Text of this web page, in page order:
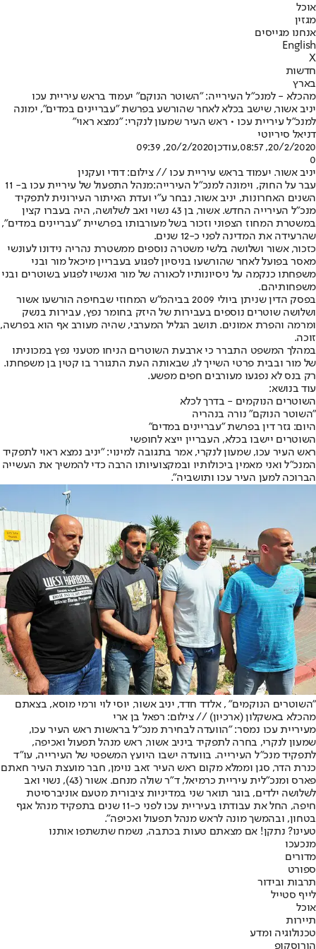
אוכל
מגזין
אנחנו מגייסים
English
X
חדשות
בארץ
מהכלא - למנכ"ל העירייה: "השוטר הנוקם" יעמוד בראש עיריית עכו
יניב אשור, שישב בכלא לאחר שהורשע בפרשת "עבריינים במדים", ימונה
למנכ"ל עיריית עכו • ראש העיר שמעון לנקרי: "נמצא ראוי"
דניאל סיריוטי
20/2/2020, 08:57
,עודכן20/2/2020, 09:39
0
יניב אשור. יעמוד בראש עיריית עכו // צילום: דודי ועקנין
עבר על החוק, וימונה למנכ"ל העירייה:
מנהל התפעול של עיריית עכו ב- 11
השנים האחרונות, יניב אשור, נבחר ע״י ועדת האיתור העירונית לתפקיד
מנכ״ל העירייה החדש. אשור, בן 43 נשוי ואב לשלושה, היה בעברו קצין
במשטרת המחוז הצפוני וזכור בשל מעורבותו בפרשיית ״עבריינים במדים",
שהרעידה את המדינה לפני כ-12 שנים.
כזכור, אשור ושלושה בלשי משטרה נוספים ממשטרת נהריה נידונו לעונשי
מאסר בפועל לאחר שהורשעו בניסיון לפגוע בעבריין מיכאל מור ובני
משפחתו כנקמה על ניסיונותיו לכאורה של מור ואנשיו לפגוע בשוטרים ובני
משפחותיהם.
בפסק הדין שניתן ביולי 2009 בביהמ"ש המחוזי שבחיפה הורשעו אשור
ושלושה שוטרים נוספים בעבירות של היזק בחומר נפץ, עבירות בנשק
ומרמה והפרת אמונים. תושב הגליל המערבי, שהיה מעורב אף הוא בפרשה,
זוכה.
במהלך המשפט התברר כי ארבעת השוטרים הניחו מטעני נפץ במכוניתו
של מור ובבית פרטי השייך לו, שבאותה העת התגורר בו קטין בן משפחתו.
רק בנס לא נפגעו מעורבים חפים מפשע.
עוד בנושא:
השוטרים הנוקמים - בדרך לכלא
"השוטר הנוקם" נורה בנהריה
היום: גזר דין בפרשת "עבריינים במדים"
השוטרים יישבו בכלא, העבריין ייצא לחופשי
ראש העיר עכו, שמעון לנקרי, אמר בתגובה למינוי: ״יניב נמצא ראוי לתפקיד
המנכ״ל ואני מאמין ביכולותיו ובמקצועיותו הרבה כדי להמשיך את העשייה
הברוכה למען העיר עכו ותושביה״.
"השוטרים הנוקמים" , אלדד חדד, יניב אשור, יוסי לוי ורמי מוסא, בצאתם
מהכלא באשקלון (ארכיון) // צילום: רפאל בן ארי
מעיריית עכו נמסר: "הוועדה לבחירת מנכ״ל בראשות ראש העיר עכו,
שמעון לנקרי, בחרה לתפקיד ביניב אשור, ראש מנהל תפעול ואכיפה,
לתפקיד מנכ"ל העירייה. בוועדה ישבו היועץ המשפטי של העירייה, עו״ד
כנרת הדר, סגן וממלא מקום ראש העיר זאב נוימן, חבר מועצת העיר חאתם
פארס ומנכ״לית עיריית כרמיאל, ד״ר שולה מנחם. אשור (43), נשוי ואב
לשלושה ילדים, בוגר תואר שני במדיניות ציבורית מטעם אוניברסיטת
חיפה, החל את עבודתו בעיריית עכו לפני כ-11 שנים בתפקיד מנהל אגף
בטחון, ובהמשך מונה לראש מנהל תפעול ואכיפה".
טעינו? נתקן! אם מצאתם טעות בכתבה, נשמח שתשתפו אותנו
מנכעכו
מדורים
ספורט
תרבות ובידור
לייף סטייל
אוכל
תיירות
טכנולוגיה ומדע
הורוסקופ